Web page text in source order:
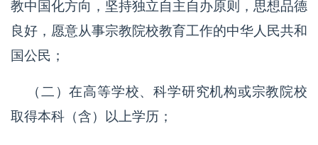
教中国化方向，坚持独立自主自办原则，思想品德
良好，愿意从事宗教院校教育工作的中华人民共和
国公民；
（二）在高等学校、科学研究机构或宗教院校
取得本科（含）以上学历；